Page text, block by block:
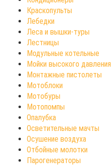
Краскопульты
Лебедки
Леса и вышки-туры
Лестницы
Модульные котельные
Мойки высокого давления
Монтажные пистолеты
Мотоблоки
Мотобуры
Мотопомпы
Опалубка
Осветительные мачты
Осушение воздуха
Отбойные молотки
Парогенераторы